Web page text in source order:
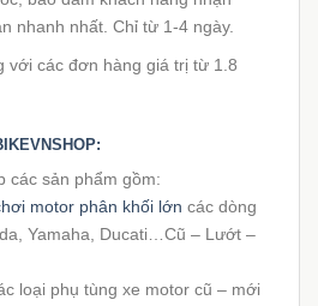
nhanh nhất. Chỉ từ 1-4 ngày.
với các đơn hàng giá trị từ 1.8
các sản phẩm gồm:
motor phân khối lớn các dòng
Yamaha, Ducati…Cũ – Lướt –
loại phụ tùng xe motor cũ – mới